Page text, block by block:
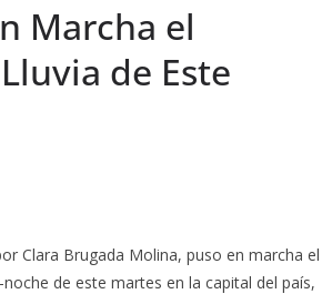
Marcha el
de Este
Clara Brugada Molina, puso en marcha el
de este martes en la capital del país,